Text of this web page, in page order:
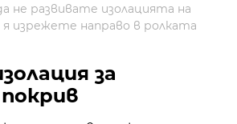
не развивате изолацията на
я изрежете направо в ролката
за